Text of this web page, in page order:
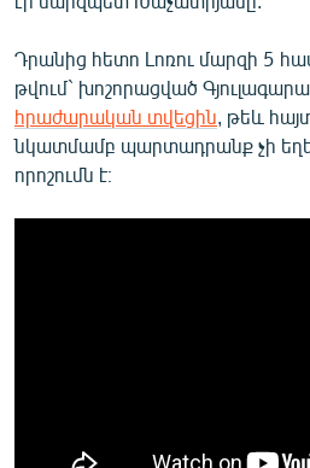
Դրանից հետո Լոռու մարզի 5
թվում` խոշորացված
հրաժարական տվեցին , թեև
նկատմամբ պարտադրանք չի
որոշումն է։